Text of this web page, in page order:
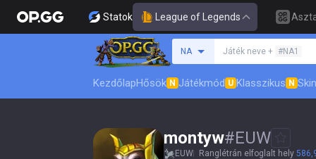
Statok League of Legends
NA
Keresés egy
Játék neve + #NA1
KezdőlapHősök N Játékmód U Klasszikus N
montyw#EUW
EUW Ranglétrán elfoglalt hely